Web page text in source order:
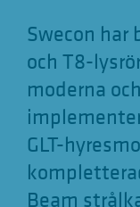
Swecon har
och T8-
moderna
GLT-
Beam